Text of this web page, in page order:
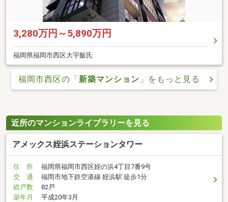
3,280万円～5,890万円
福岡県福岡市西区大字飯氏
福岡市西区の「新築マンション 」をもっと見る
近所のマンションライブラリーを見る
アメックス姪浜ステーションタワー
住 所
福岡県福岡市西区姪の浜4丁目7番9号
交 通
福岡市地下鉄空港線 姪浜駅 徒歩1分
総戸数
82戸
築年月
平成20年3月